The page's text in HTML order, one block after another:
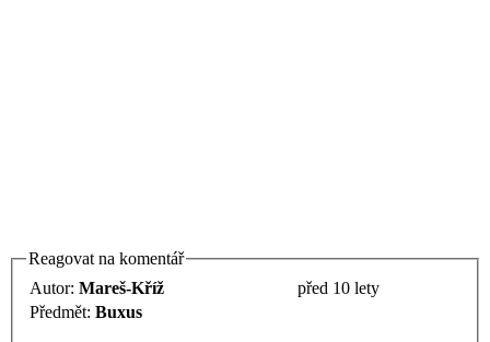
Reagovat na komentář
Autor: Mareš-Kříž
před 10 lety
Předmět: Buxus